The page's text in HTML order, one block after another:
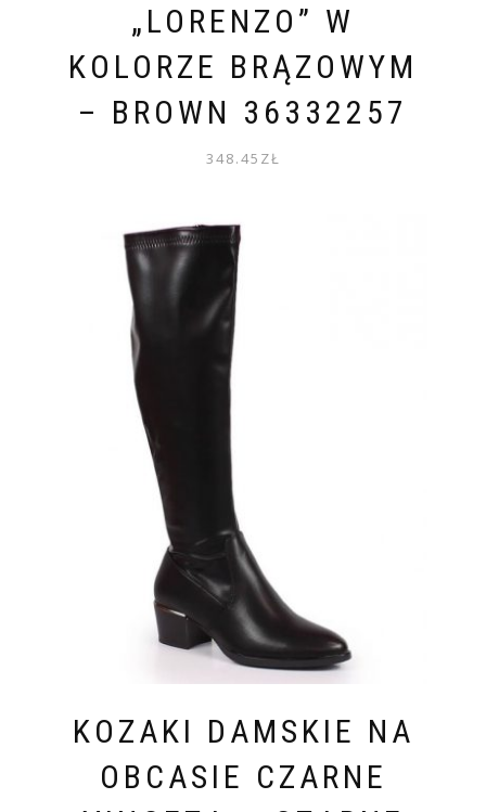
„LORENZO” W
KOLORZE BRĄZOWYM
– BROWN 36332257
348.45 ZŁ
KOZAKI DAMSKIE NA
OBCASIE CZARNE